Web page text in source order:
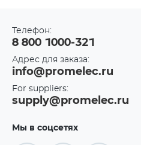
Телефон:
8 800 1000-321
Адрес для заказа:
info@promelec.ru
For suppliers:
supply@promelec.ru
Мы в соцсетях